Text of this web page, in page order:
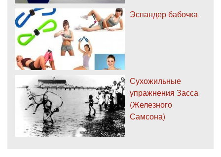
Эспандер бабочка
Сухожильные
упражнения Засса
(Железного
Самсона)